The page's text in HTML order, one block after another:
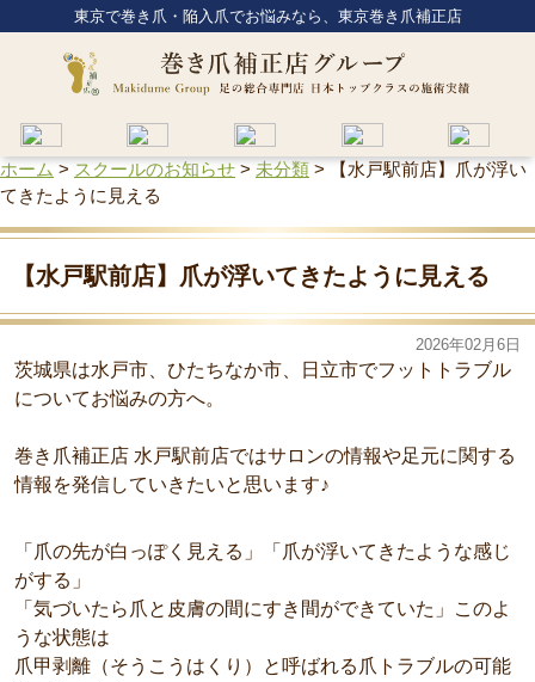
東京で巻き爪・陥入爪でお悩みなら、東京巻き爪補正店
ホーム > スクールのお知らせ > 未分類 >
【水戸駅前店】爪が浮い
てきたように見える
【水戸駅前店】爪が浮いてきたように見える
2026年02月6日
茨城県は水戸市、ひたちなか市、日立市でフットトラブル
についてお悩みの方へ。
巻き爪補正店 水戸駅前店ではサロンの情報や足元に関する
情報を発信していきたいと思います♪
「爪の先が白っぽく見える」「爪が浮いてきたような感じ
がする」
「気づいたら爪と皮膚の間にすき間ができていた」このよ
うな状態は
爪甲剥離（そうこうはくり）と呼ばれる爪トラブルの可能